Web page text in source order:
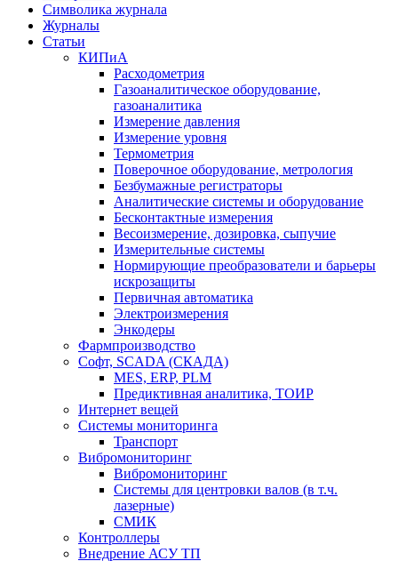
Символика журнала
Журналы
Статьи
КИПиА
Расходометрия
Газоаналитическое оборудование,
газоаналитика
Измерение давления
Измерение уровня
Термометрия
Поверочное оборудование, метрология
Безбумажные регистраторы
Аналитические системы и оборудование
Бесконтактные измерения
Весоизмерение, дозировка, сыпучие
Измерительные системы
Нормирующие преобразователи и барьеры
искрозащиты
Первичная автоматика
Электроизмерения
Энкодеры
Фармпроизводство
Софт, SCADA (СКАДА)
MES, ERP, PLM
Предиктивная аналитика, ТОИР
Интернет вещей
Системы мониторинга
Транспорт
Вибромониторинг
Вибромониторинг
Системы для центровки валов (в т.ч.
лазерные)
СМИК
Контроллеры
Внедрение АСУ ТП